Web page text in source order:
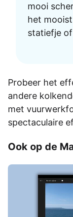
mooi
het
statiefje
Probeer het
andere
met
spectaculaire
Ook op de